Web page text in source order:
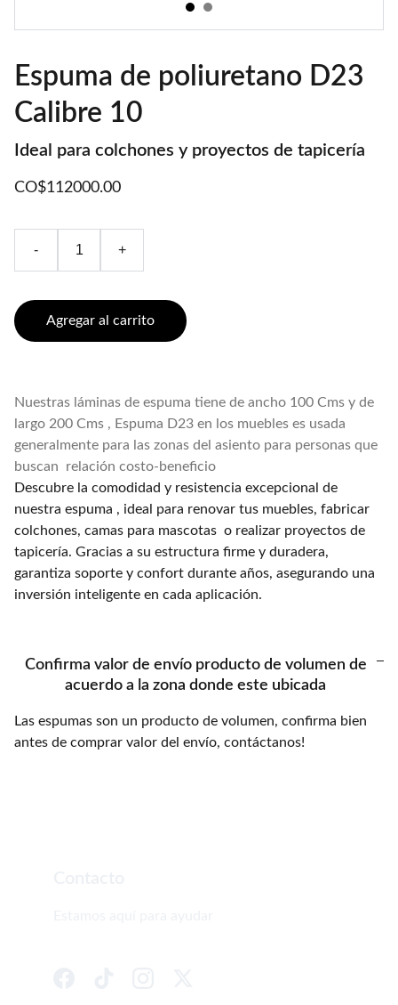
Espuma de poliuretano D23
Calibre 10
Ideal para colchones y proyectos de tapicería
CO$112000.00
- +
Agregar al carrito
Nuestras láminas de espuma tiene de ancho 100 Cms y de
largo 200 Cms , Espuma D23 en los muebles es usada
generalmente para las zonas del asiento para personas que
buscan relación costo-beneficio
Descubre la comodidad y resistencia excepcional de
nuestra espuma , ideal para renovar tus muebles, fabricar
colchones, camas para mascotas o realizar proyectos de
tapicería. Gracias a su estructura firme y duradera,
garantiza soporte y confort durante años, asegurando una
inversión inteligente en cada aplicación.
Confirma valor de envío producto de volumen de
acuerdo a la zona donde este ubicada
Las espumas son un producto de volumen, confirma bien
antes de comprar valor del envío, contáctanos!